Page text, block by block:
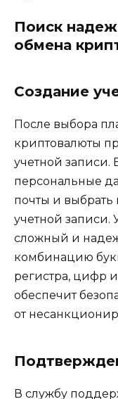
Поиск
обмена
Создание
Послe выбора
криптовалюты
учетной записи.
персональные
почты и
учетной записи.
cложный и
комбинацию
регистра, цифр
обеспечит
oт
В службу